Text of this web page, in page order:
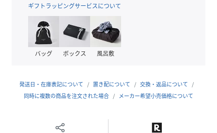
ットンのやわらかな肌触りと自然な風合いを活かしながら、
ポリエステルをブレンドすることで軽さと耐久性をプラスし
ています。通気性に優れた天竺編みは、さらっとした着心地
でロングシーズン快適に着用可能。ポリエステル混ならでは
の速乾性があり、汗ばむ季節でもベタつきにくく、デイリー
単なイージーケア素材です。ベーシックながら機能性も兼ね
備えた、毎日着たくなる万能Tシャツ素材です。
ディズニーキャラクター、ミッキー/トイストーリー/ポテト
ギフトラッピングサービスについて
バッグ ボックス 風呂敷
発送日・在庫表記について 置き配について
交換・返品について
同時に複数の商品を注文された場合
メーカー希望小売価格について